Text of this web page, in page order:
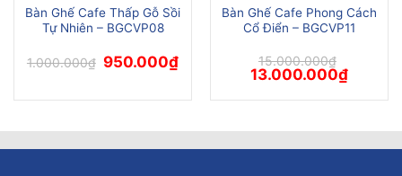
Bàn Ghế Cafe Thấp Gỗ Sồi
Tự Nhiên – BGCVP08
1.000.000₫ Giá
gốc
1.000.000₫.
950.000₫Giá
là:
Bàn Ghế Cafe Phong Cách
Cổ Điển – BGCVP11
15.000.000₫
Giá
gốc
là:
13.000.000₫Giá
tại